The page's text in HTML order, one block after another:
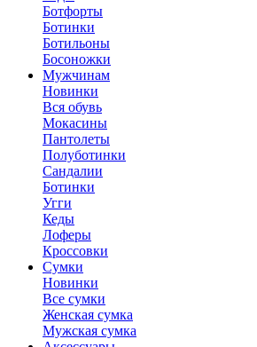
Ботфорты
Ботинки
Ботильоны
Босоножки
Мужчинам
Новинки
Вся обувь
Мокасины
Пантолеты
Полуботинки
Сандалии
Ботинки
Угги
Кеды
Лоферы
Кроссовки
Сумки
Новинки
Все сумки
Женская сумка
Мужская сумка